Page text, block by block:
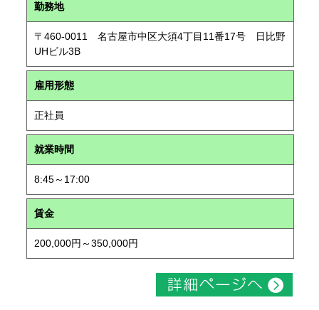
勤務地
〒460-0011 名古屋市中区大須4丁目11番17号 日比野
UHビル3B
雇用形態
正社員
就業時間
8:45～17:00
賃金
200,000円～350,000円